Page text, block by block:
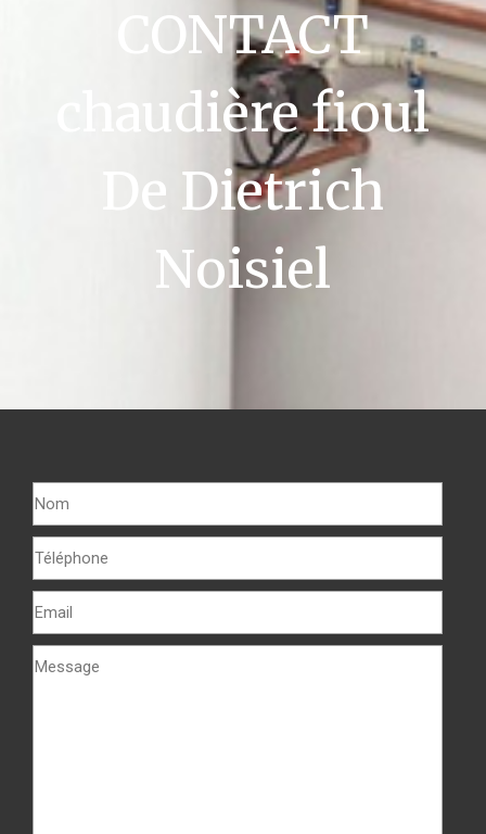
CONTACT
chaudière fioul
De Dietrich
Noisiel